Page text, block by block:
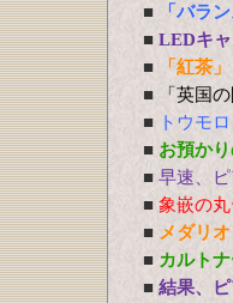
■ 「バラ
■ LEDキ
■ 「紅茶
■
「英国
■
トウモ
■ お預か
■ 早速、
■ 象嵌の
■ メダリ
■ カルト
■ 結果、